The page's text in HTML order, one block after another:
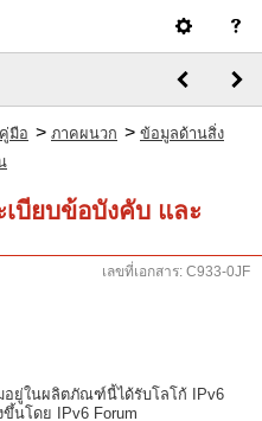
มือ > ภาคผนวก > ข้อมูลด้านสิ่ง
บียบข้อบังคับ และ
เลขที่เอกสาร: C933-0JF
อยู่ในผลิตภัณฑ์นี้ได้รับโลโก้ IPv6
ขึ้นโดย IPv6 Forum